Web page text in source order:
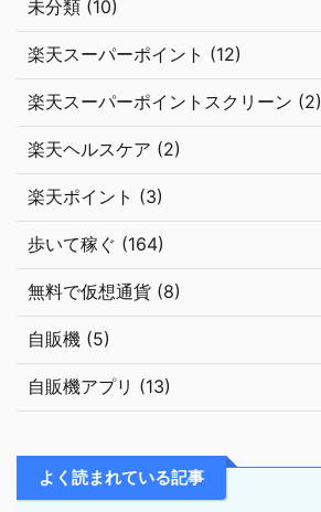
未分類 (10)
楽天スーパーポイント (12)
楽天スーパーポイントスクリーン (2)
楽天ヘルスケア (2)
楽天ポイント (3)
歩いて稼ぐ (164)
無料で仮想通貨 (8)
自販機 (5)
自販機アプリ (13)
よく読まれている記事